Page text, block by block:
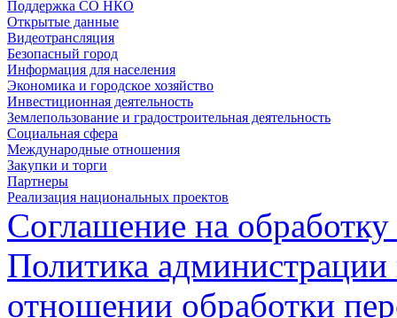
Поддержка СО НКО
Открытые данные
Видеотрансляция
Безопасный город
Информация для населения
Экономика и городское хозяйство
Инвестиционная деятельность
Землепользование и градостроительная деятельность
Социальная сфера
Международные отношения
Закупки и торги
Партнеры
Реализация национальных проектов
Соглашение на
Политика
отношении обработки